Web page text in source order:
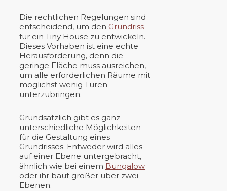
Die rechtlichen Regelungen sind
entscheidend, um den Grundriss
für ein Tiny House zu entwickeln.
Dieses Vorhaben ist eine echte
Herausforderung, denn die
geringe Fläche muss ausreichen,
um alle erforderlichen Räume mit
möglichst wenig Türen
unterzubringen.
Grundsätzlich gibt es ganz
unterschiedliche Möglichkeiten
für die Gestaltung eines
Grundrisses. Entweder wird alles
auf einer Ebene untergebracht,
ähnlich wie bei einem Bungalow
oder ihr baut größer über zwei
Ebenen.